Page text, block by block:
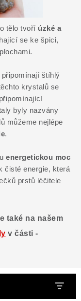
tělo tvoří úzké a
se ke špici,
připomínají štíhlý
krystalů se
byly nazvány
můžeme nejlépe
.
energetickou moc
čisté energie, která
prstů léčitele
také na našem
v části -